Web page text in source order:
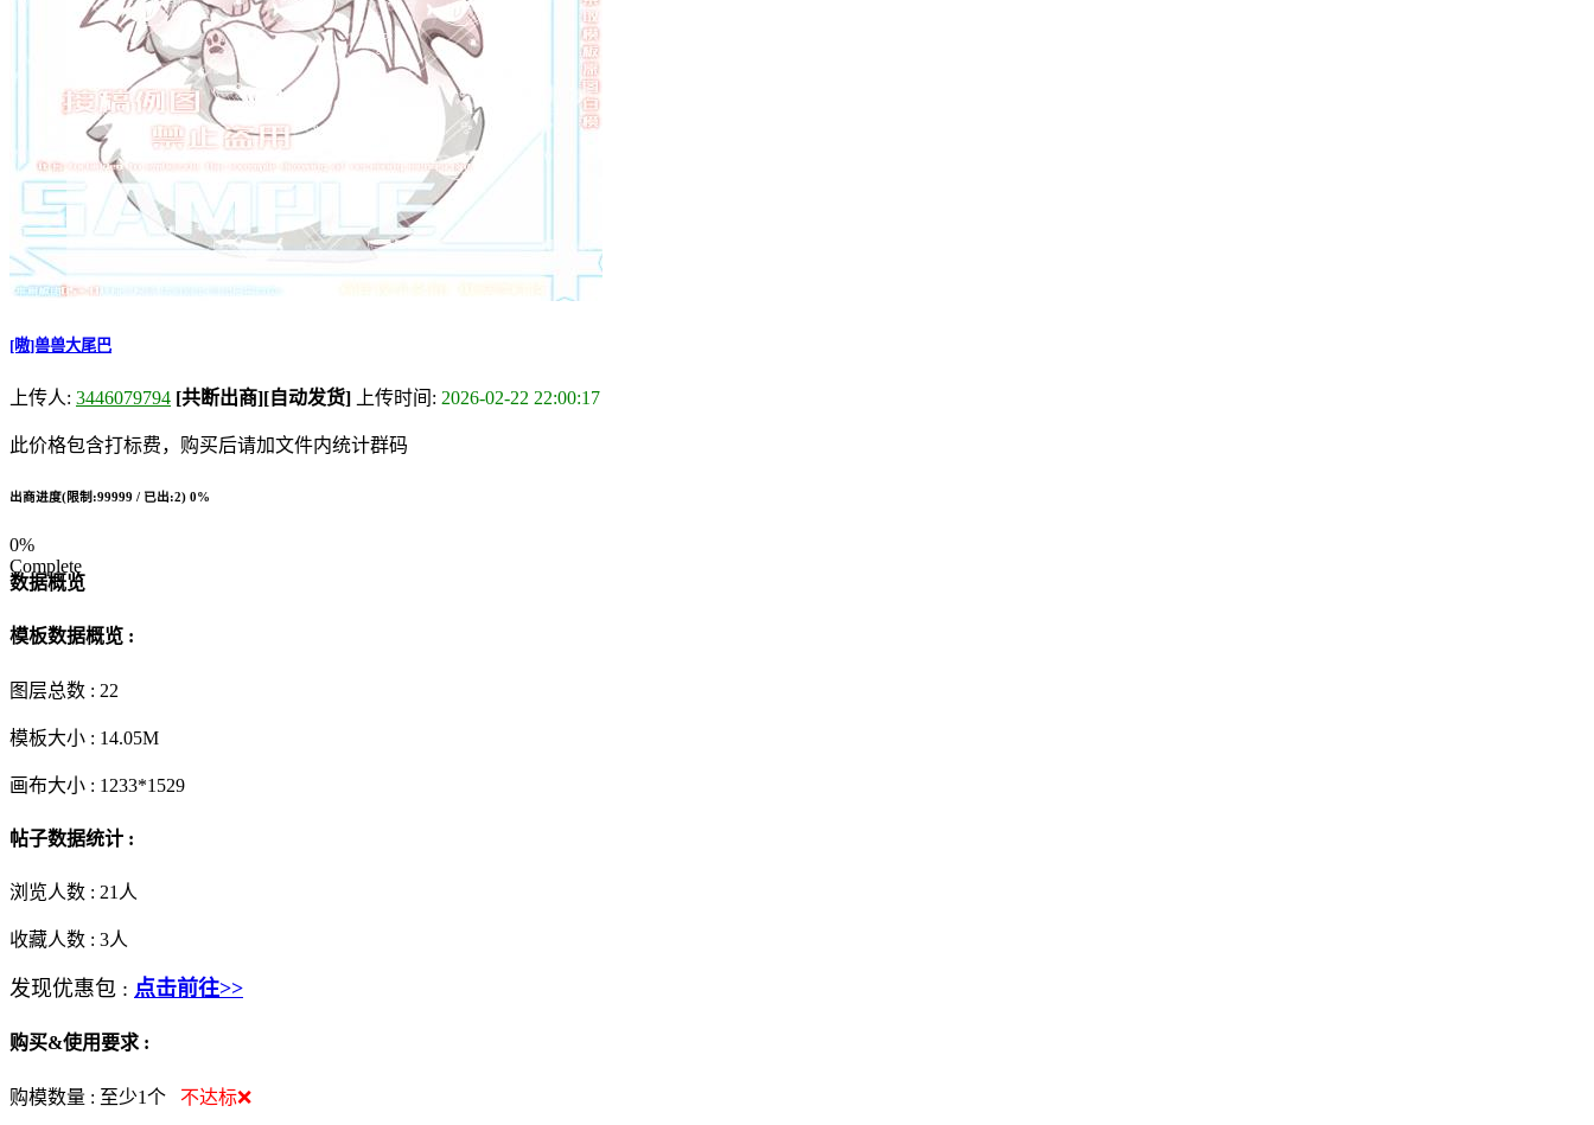
[嗷]兽兽大尾巴
上传人: 3446079794 [共断出商][自动发货] 上传时间: 2026-02-22 22:00:17
此价格包含打标费，购买后请加文件内统计群码
出商进度(限制:99999 / 已出:2) 0%
0%
Complete
数据概览
模板数据概览 :
图层总数 : 22
模板大小 : 14.05M
画布大小 : 1233*1529
帖子数据统计 :
浏览人数 : 21人
收藏人数 : 3人
发现优惠包 : 点击前往>>
购买&使用要求 :
购模数量 : 至少1个 不达标❌